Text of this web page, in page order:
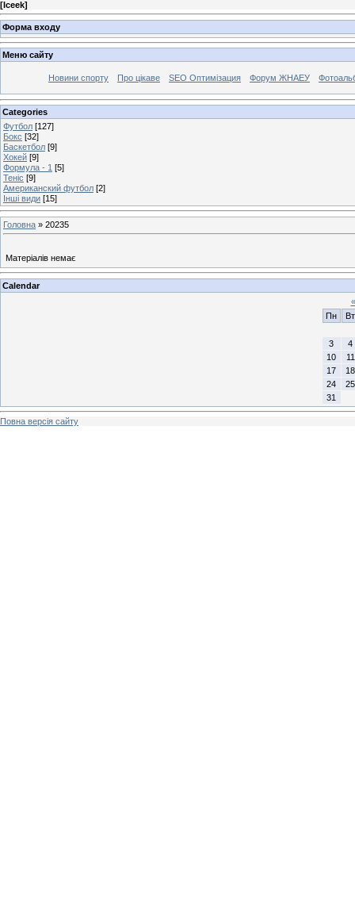
[Iceek]
Форма входу
Меню сайту
Новини спорту Про цікаве SEO Оптимізация Форум ЖНАЕУ
Categories
Футбол [127]
Бокс [32]
Баскетбол [9]
Хокей [9]
Формула - 1 [5]
Теніс [9]
Американский футбол [2]
Інші види [15]
Головна » 20235
Матеріалів немає
Calendar
«
Пн
Вт
3
4
10
11
17
18
24
25
31
Повна версія сайту